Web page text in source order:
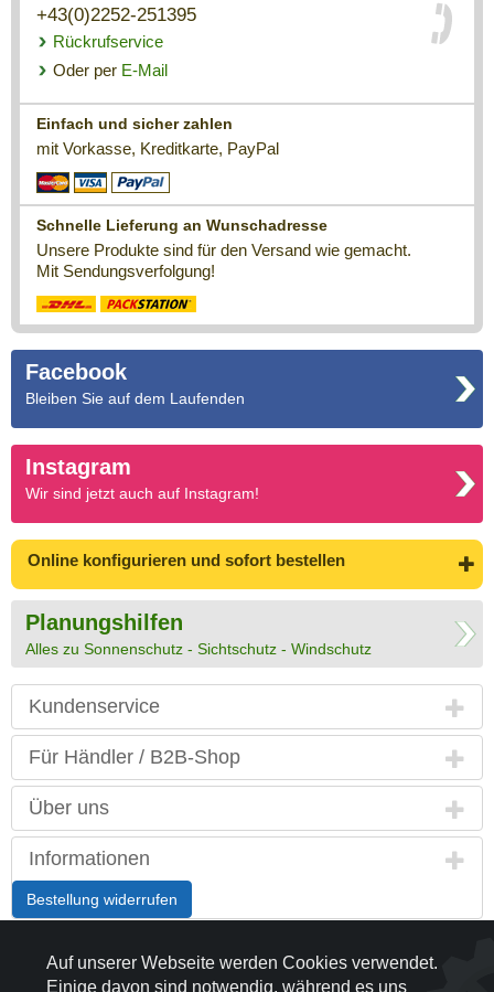
+43(0)2252-251395
Rückrufservice
Oder per E-Mail
Einfach und sicher zahlen
mit Vorkasse, Kreditkarte, PayPal
Schnelle Lieferung an Wunschadresse
Unsere Produkte sind für den Versand wie gemacht.
Mit Sendungsverfolgung!
Facebook
Bleiben Sie auf dem Laufenden
Instagram
Wir sind jetzt auch auf Instagram!
Online konfigurieren und sofort bestellen
Planungshilfen
Alles zu Sonnenschutz - Sichtschutz - Windschutz
Kundenservice
Für Händler / B2B-Shop
Über uns
Informationen
Bestellung widerrufen
Auf unserer Webseite werden Cookies verwendet.
Einige davon sind notwendig, während es uns